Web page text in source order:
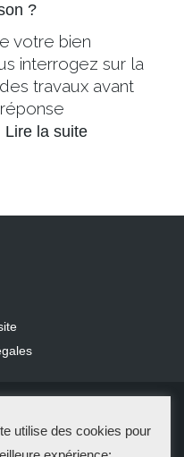
?
votre bien
interrogez sur la
travaux avant
Lire la suite
Immo
utilise des cookies pour